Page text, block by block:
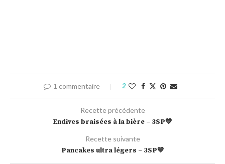
1 commentaire 2
Recette précédente
Endives braisées à la bière – 3SP💙
Recette suivante
Pancakes ultra légers – 3SP💙